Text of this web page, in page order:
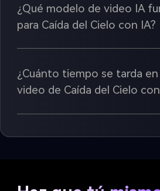
¿Qué modelo de video IA
para Caída del Cielo con IA?
¿Cuánto tiempo se tarda
video de Caída del Cielo